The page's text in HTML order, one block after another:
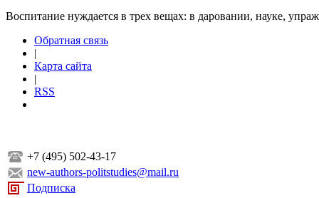
Воспитание нуждается в трех вещах: в даровании, науке,
Обратная связь
|
Карта сайта
|
RSS
+7 (495) 502-43-17
new-authors-politstudies@mail.ru
Подписка